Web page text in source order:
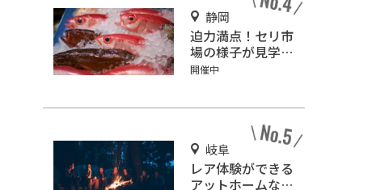
静岡
迫力満点！セリ市
場の様子が見学で
きる施設「沼津魚
開催中
岐阜
レア体験ができる
アットホームなキ